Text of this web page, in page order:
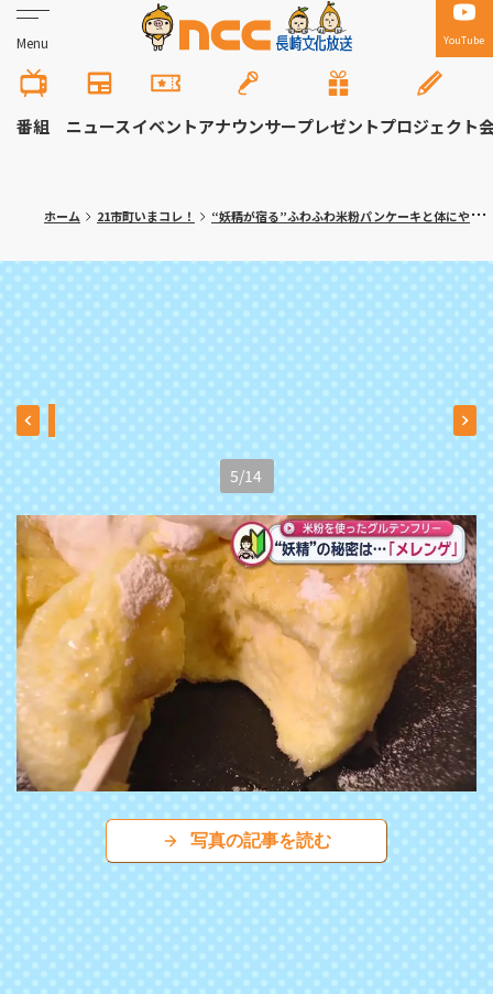
Menu YouTube
番組 ニュースイベントアナウンサープレゼントプロジェクト
ホーム 21市町いまコレ！ “妖精が宿る”ふわふわ米粉パンケーキと体にやさしいランチプレート 大村市「ひとひ／こびとぱん大村店」
5/14
写真の記事を読む